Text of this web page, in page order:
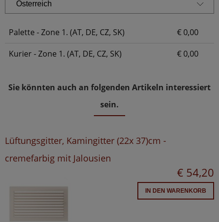
Palette - Zone 1. (AT, DE, CZ, SK) € 0,00
Kurier - Zone 1. (AT, DE, CZ, SK) € 0,00
Sie könnten auch an folgenden Artikeln interessiert
sein.
Lüftungsgitter, Kamingitter (22x 37)cm -
cremefarbig mit Jalousien
€ 54,20
IN DEN WARENKORB